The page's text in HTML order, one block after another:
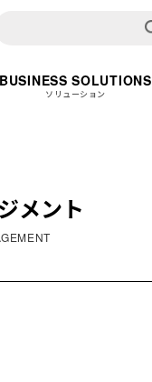
BUSINESS SOLUTIONS
ソリューション
メント